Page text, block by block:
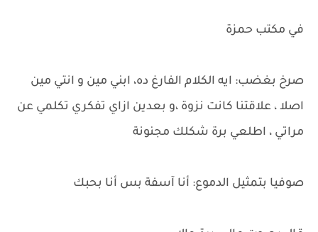
في مكتب حمزة
صرخ بغضب: ايه الكلام الفارغ ده، ابني مين و انتي مين
اصلا ، علاقتنا كانت نزوة ،و بعدين ازاي تفكري تكلمي عن
مراتي ، اطلعي برة شكلك مجنونة
صوفيا بتمثيل الدموع: أنا آسفة بس أنا بحبك